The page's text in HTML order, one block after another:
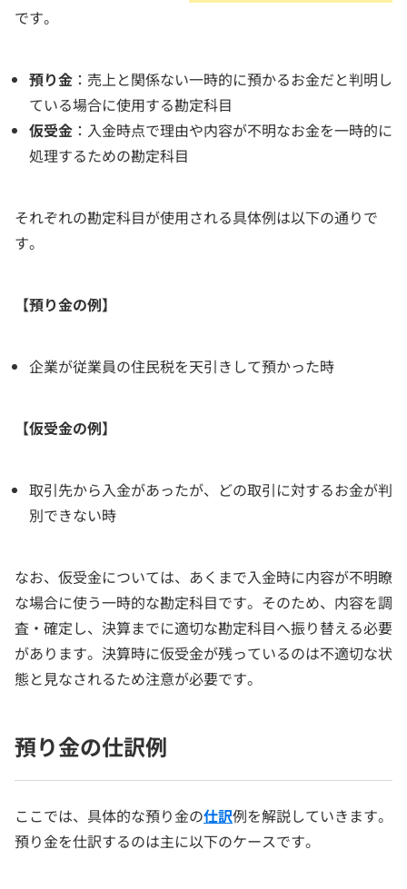
です。
預り金 ：売上と関係ない一時的に預かるお金だと判明し
ている場合に使用する勘定科目
仮受金 ：入金時点で理由や内容が不明なお金を一時的に
処理するための勘定科目
それぞれの勘定科目が使用される具体例は以下の通りで
す。
【預り金の例】
企業が従業員の住民税を天引きして預かった時
【仮受金の例】
取引先から入金があったが、どの取引に対するお金が判
別できない時
なお、仮受金については、あくまで入金時に内容が不明瞭
な場合に使う一時的な勘定科目です。そのため、内容を調
査・確定し、決算までに適切な勘定科目へ振り替える必要
があります。決算時に仮受金が残っているのは不適切な状
態と見なされるため注意が必要です。
預り金の仕訳例
ここでは、具体的な預り金の仕訳例を解説していきます。
預り金を仕訳するのは主に以下のケースです。